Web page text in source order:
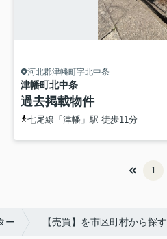
河北郡津幡町字北中条
津幡町北中条
過去掲載物件
七尾線「津幡」駅 徒歩11分
1
ー 【売買】を市区町村から探す